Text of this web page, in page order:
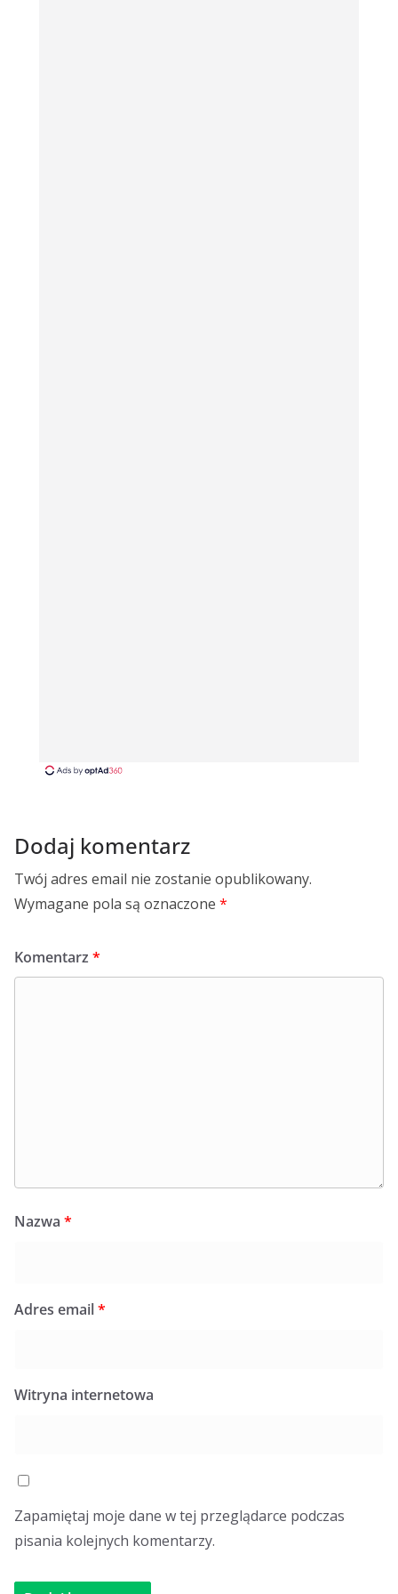
Dodaj komentarz
Twój adres email nie zostanie opublikowany.
Wymagane pola są oznaczone *
Komentarz *
Nazwa *
Adres email*
Witryna internetowa
Zapamiętaj moje dane w tej przeglądarce podczas
pisania kolejnych komentarzy.